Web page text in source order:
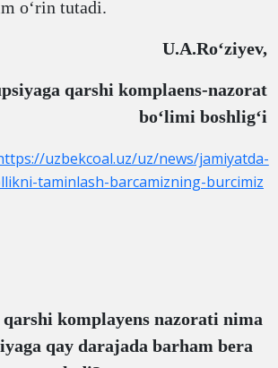
o‘rin tutadi.
U.A.Ro‘ziyev,
qarshi komplaens-nazorat
bo‘limi boshlig‘i
uzbekcoal.uz/uz/news/jamiyatda-
taminlash-barcamizning-burcimiz
komplayens nazorati nima
qay darajada barham bera